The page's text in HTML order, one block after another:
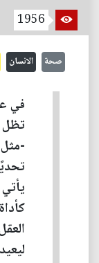
1956
صحة الانسان
في
-